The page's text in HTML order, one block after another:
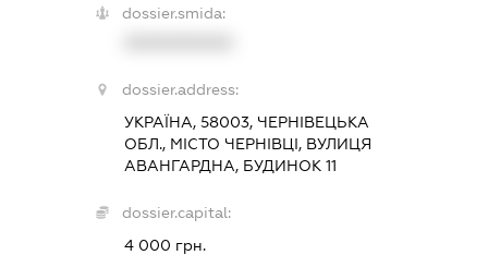
dossier.smida:
dossier.address:
УКРАЇНА, 58003, ЧЕРНІВЕЦЬКА
ОБЛ., МІСТО ЧЕРНІВЦІ, ВУЛИЦЯ
АВАНГАРДНА, БУДИНОК 11
dossier.capital:
4 000 грн.